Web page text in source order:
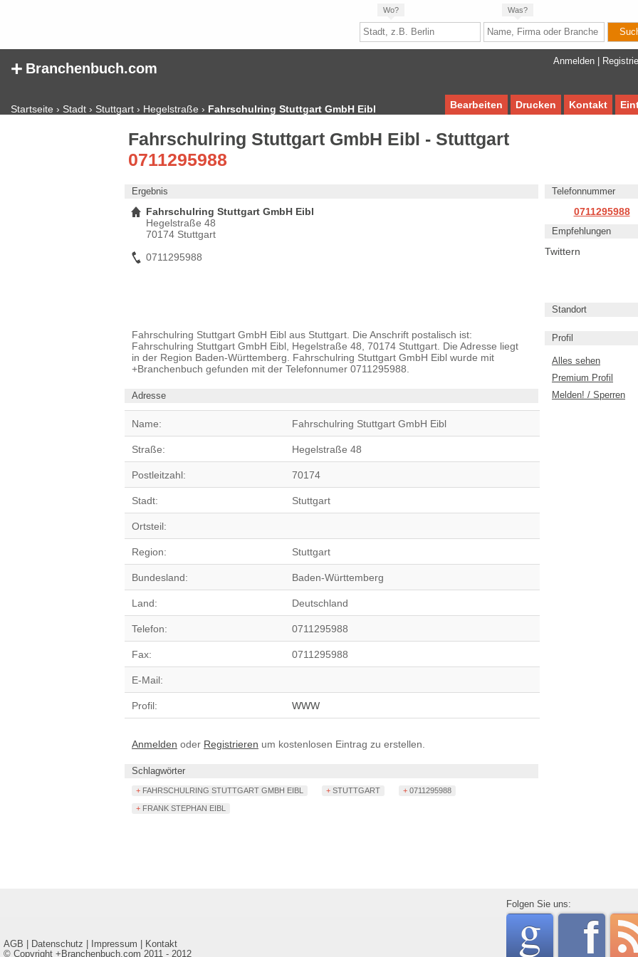
Wo? Was?
Anmelden
+ Branchenbuch.com
Startseite › Stadt › Stuttgart › Hegelstraße › Fahrschulring Stuttgart GmbH Eibl Kontakt
Drucken
Bearbeiten
Fahrschulring Stuttgart GmbH Eibl - Stuttgart
0711295988
Ergebnis
Fahrschulring Stuttgart GmbH Eibl
Hegelstraße 48
70174 Stuttgart
0711295988
Fahrschulring Stuttgart GmbH Eibl aus Stuttgart. Die Anschrift postalisch ist:
Fahrschulring Stuttgart GmbH Eibl, Hegelstraße 48, 70174 Stuttgart. Die Adresse liegt
in der Region Baden-Württemberg. Fahrschulring Stuttgart GmbH Eibl wurde mit
+Branchenbuch gefunden mit der Telefonnumer 0711295988.
Adresse
Name: Fahrschulring Stuttgart GmbH Eibl
Straße: Hegelstraße 48
Postleitzahl: 70174
Stadt: Stuttgart
Ortsteil:
Region: Stuttgart
Bundesland: Baden-Württemberg
Land: Deutschland
Telefon: 0711295988
Fax: 0711295988
E-Mail:
Profil: WWW
Anmelden oder Registrieren um kostenlosen Eintrag zu erstellen.
Schlagwörter
+ FAHRSCHULRING STUTTGART GMBH EIBL + STUTTGART + 0711295988
+ FRANK STEPHAN EIBL
Telefonnummer
0711295988
Empfehlungen
Twittern
Standort
Profil
Alles sehen
Premium Profil
Melden! / Sperren
AGB Datenschutz Impressum
Kontakt
© Copyright +Branchenbuch.com 2011 - 2012
Folgen Sie uns:
rss